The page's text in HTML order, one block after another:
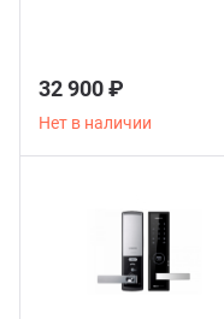
32 900 ₽
Нет в наличии